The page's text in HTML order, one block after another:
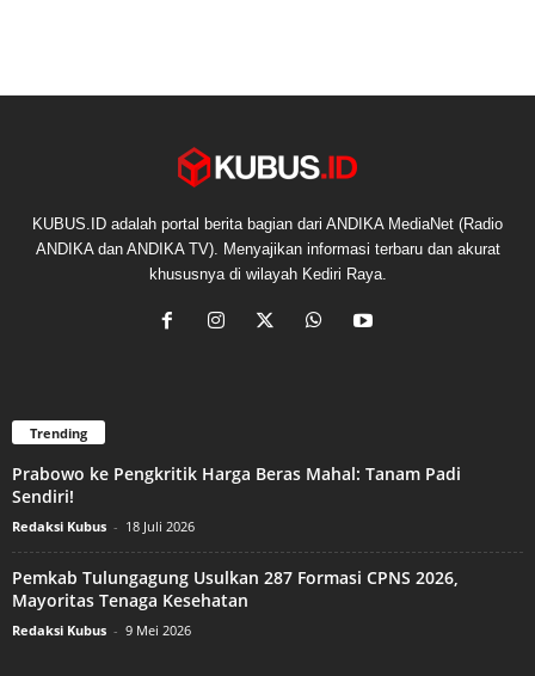
KUBUS.ID adalah portal berita bagian dari ANDIKA MediaNet (Radio
ANDIKA dan ANDIKA TV). Menyajikan informasi terbaru dan akurat
khususnya di wilayah Kediri Raya.
Trending
Prabowo ke Pengkritik Harga Beras Mahal: Tanam Padi
Sendiri!
Redaksi Kubus - 18 Juli 2026
Pemkab Tulungagung Usulkan 287 Formasi CPNS 2026,
Mayoritas Tenaga Kesehatan
Redaksi Kubus - 9 Mei 2026